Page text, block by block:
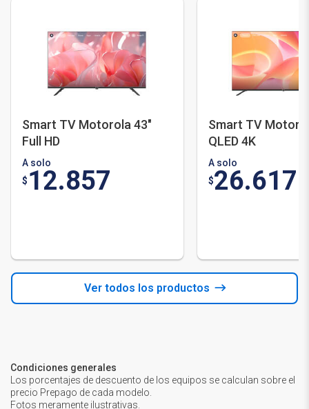
Smart TV Motorola 43"
Full HD
A solo
$ 12.857
Smart TV
QLED 4K
A solo
$26.617
Ver todos los productos
Condiciones generales
Los porcentajes de descuento de los equipos se calculan sobre el
precio Prepago de cada modelo.
Fotos meramente ilustrativas.